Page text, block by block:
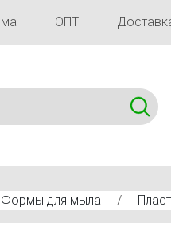
ОПТ
Формы для мыла /